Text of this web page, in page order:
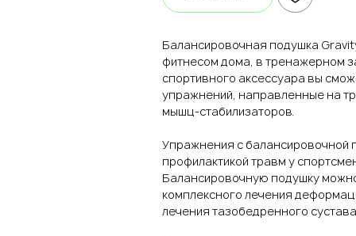
Балансировочная подушка
фитнесом дома, в тренажерном
спортивного аксессуара вы
упражнений, направленные на
мышц-стабилизаторов.
Упражнения с балансировочной
профилактикой травм у
Балансировочную подушку
комплексного лечения
лечения тазобедренного